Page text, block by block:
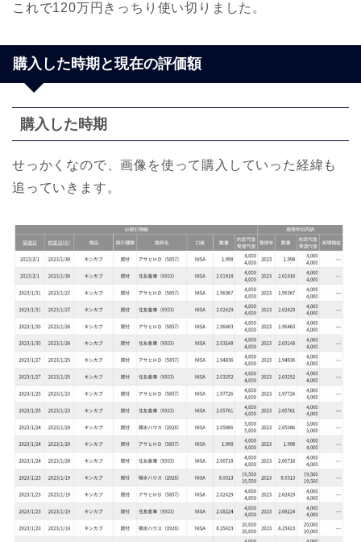
これで120万円きっちり使い切りました。
購入した時期と現在の評価額
購入した時期
せっかくなので、画像を使って購入していった経緯も
追っていきます。